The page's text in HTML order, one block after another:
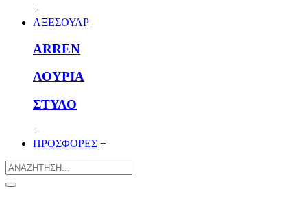
+
ΑΞΕΣΟΥΑΡ
ARREN
ΛΟΥΡΙΑ
ΣΤΥΛΟ
+
ΠΡΟΣΦΟΡΕΣ +